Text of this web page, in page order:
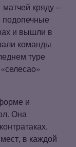
кряду –
подопечные
и вышли в
команды
туре
и
Она
в каждой